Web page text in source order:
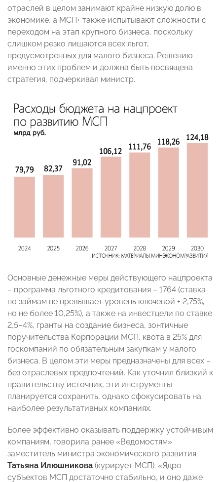
отраслей в целом занимают крайне низкую долю в
экономике, а МСП+ также испытывают сложности с
переходом на этап крупного бизнеса, поскольку
слишком резко лишаются всех льгот,
предусмотренных для малого бизнеса. Решению
именно этих проблем и должна быть посвящена
стратегия, подчеркивал министр.
Основные денежные меры действующего нацпроекта
– программа льготного кредитования – 1764 (ставка
по займам не превышает уровень ключевой + 2,75%,
но не более 10,25%), а также на инвестцели по ставке
2,5–4%, гранты на создание бизнеса, зонтичные
поручительства Корпорации МСП, квота в 25% для
госкомпаний по обязательным закупкам у малого
бизнеса. В целом эти меры предназначены для всех –
без отраслевых предпочтений. Как уточнил близкий к
правительству источник, эти инструменты
планируется сохранить, однако сфокусировать на
наиболее результативных компаниях.
Более эффективно оказывать поддержку устойчивым
компаниям, говорила ранее «Ведомостям»
заместитель министра экономического развития
Татьяна Илюшникова (курирует МСП). «Ядро
субъектов МСП достаточно стабильно, и оно даже